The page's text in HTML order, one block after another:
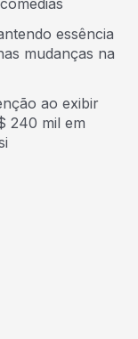
essência
mudanças na
ao exibir
240 mil em